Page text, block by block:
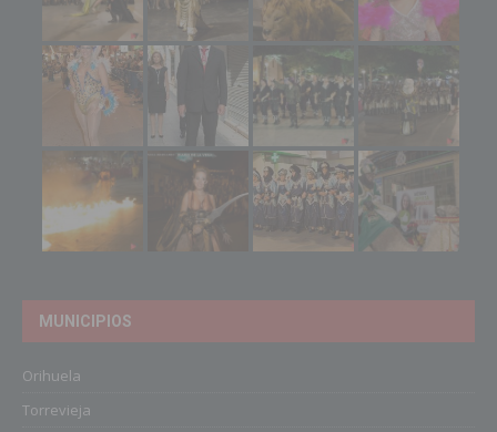
MUNICIPIOS
Orihuela
Torrevieja